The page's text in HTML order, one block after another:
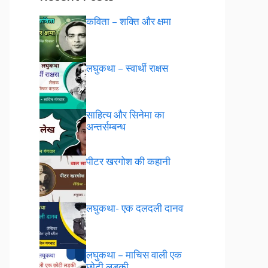
कविता – शक्ति और क्षमा
लघुकथा – स्वार्थी राक्षस
साहित्य और सिनेमा का
अन्तर्सम्बन्ध
पीटर खरगोश की कहानी
लघुकथा- एक दलदली दानव
लघुकथा – माचिस वाली एक